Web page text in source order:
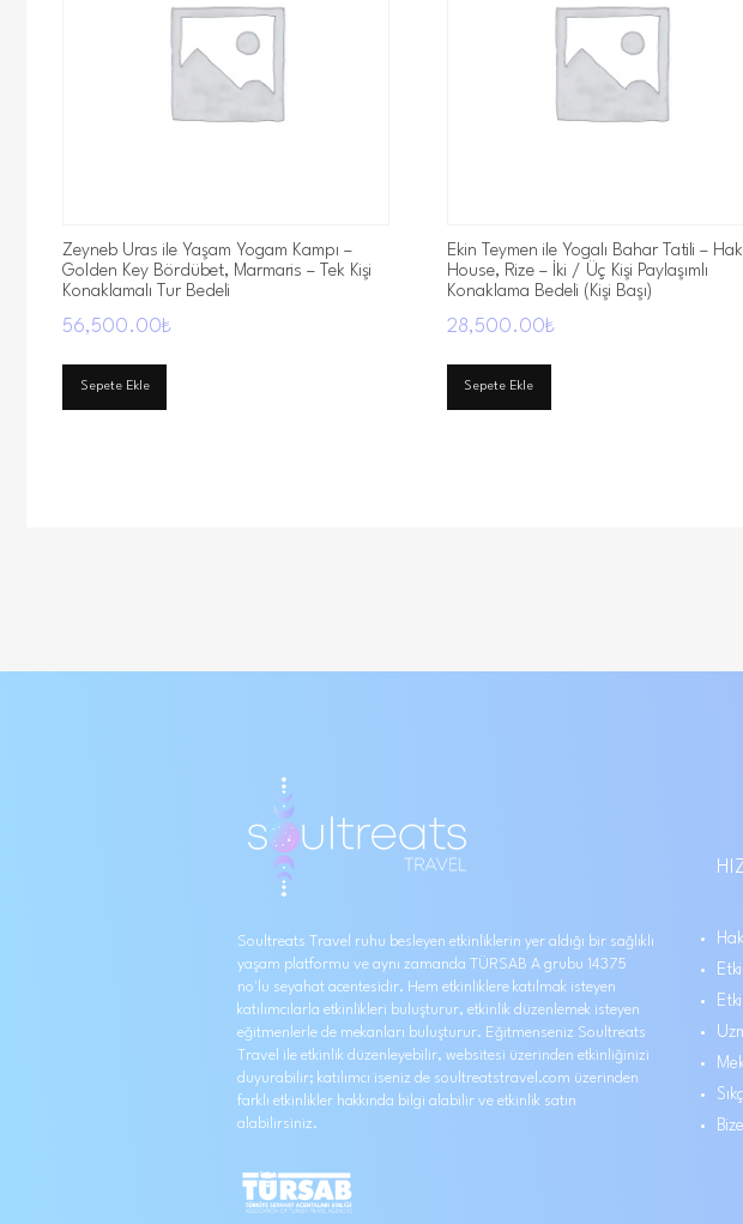
Zeyneb Uras ile Yaşam Yogam Kampı –
Golden Key Bördübet, Marmaris – Tek Kişi
Konaklamalı Tur Bedeli
56,500.00₺
Sepete Ekle
Ekin Teymen ile Yogalı Bahar Tatili –
House, Rize – İki / Üç Kişi Paylaşımlı
Konaklama Bedeli (Kişi Başı)
28,500.00₺
Sepete Ekle
Soultreats Travel ruhu besleyen etkinliklerin yer aldığı bir sağlıklı
yaşam platformu ve aynı zamanda TÜRSAB A grubu 14375
no'lu seyahat acentesidir. Hem etkinliklere katılmak isteyen
katılımcılarla etkinlikleri buluşturur, etkinlik düzenlemek isteyen
eğitmenlerle de mekanları buluşturur. Eğitmenseniz Soultreats
Travel ile etkinlik düzenleyebilir, websitesi üzerinden etkinliğinizi
duyurabilir; katılımcı iseniz de soultreatstravel.com üzerinden
farklı etkinlikler hakkında bilgi alabilir ve etkinlik satın
alabilirsiniz.